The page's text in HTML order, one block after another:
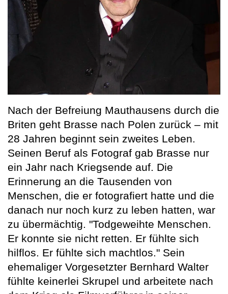
Nach der Befreiung Mauthausens durch die
Briten geht Brasse nach Polen zurück – mit
28 Jahren beginnt sein zweites Leben.
Seinen Beruf als Fotograf gab Brasse nur
ein Jahr nach Kriegsende auf. Die
Erinnerung an die Tausenden von
Menschen, die er fotografiert hatte und die
danach nur noch kurz zu leben hatten, war
zu übermächtig. "Todgeweihte Menschen.
Er konnte sie nicht retten. Er fühlte sich
hilflos. Er fühlte sich machtlos." Sein
ehemaliger Vorgesetzter Bernhard Walter
fühlte keinerlei Skrupel und arbeitete nach